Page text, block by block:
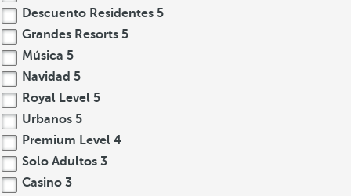
Descuento Residentes 5
Grandes Resorts 5
Música 5
Navidad 5
Royal Level 5
Urbanos 5
Premium Level 4
Solo Adultos 3
Casino 3